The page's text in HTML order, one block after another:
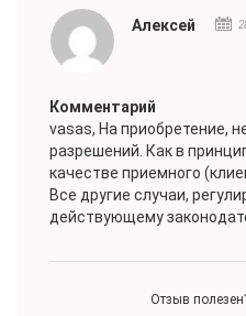
Алексей
Комментарий
vasas, На приобретение,
разрешений. Как в
качестве приемного
Все другие случаи,
действующему
Отзыв